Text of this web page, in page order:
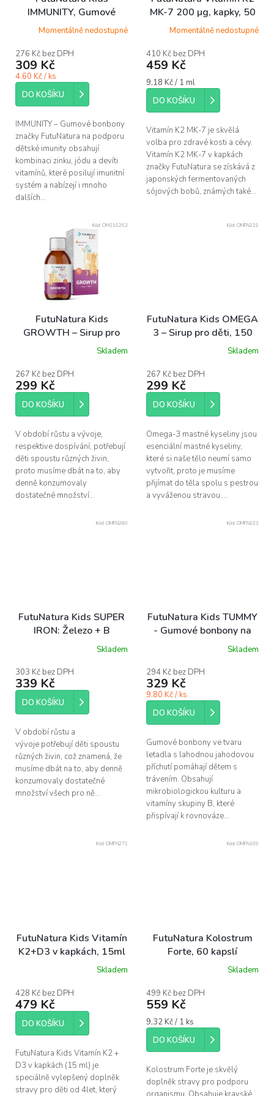
IMMUNITY, Gumové
bonbony na podporu
imunity pro děti, 60ks
Momentálně nedostupné
276 Kč bez DPH
309 Kč
4.60 Kč / ks
DO KOŠÍKU
IMMUNITY – Gumové bonbony
značky FutuNatura na podporu
dětské imunity obsahují
kombinaci zinku, jódu a devíti
vitamínů, které posilují imunitní
systém a nabízejí i mnoho
dalších...
MK-7 200 µg, kapky, 50
ml
Momentálně nedostupné
410 Kč bez DPH
459 Kč
Měrná
cena:
9,18 Kč / 1 ml
DO KOŠÍKU
Vitamín K2 MK-7 je skvělá
volba pro zdravé kosti a cévy.
Vitamín K2 MK-7 v kapkách
značky FutuNatura se získává z
japonských fermentovaných
sójových bobů, známých také...
FutuNatura Kids
GROWTH – Sirup pro
děti v období růstu, 150
Skladem
267 Kč bez DPH
299 Kč
DO KOŠÍKU
V období růstu a vývoje,
respektive dospívání, potřebují
děti spoustu různých živin,
proto musíme dbát na to, aby
denně konzumovaly
dostatečné množství...
Kód: OM110263
FutuNatura Kids OMEGA
3 – Sirup pro děti, 150
Skladem
267 Kč bez DPH
299 Kč
DO KOŠÍKU
Omega-3 mastné kyseliny jsou
esenciální mastné kyseliny,
které si naše tělo neumí samo
vytvořit, proto je musíme
přijímat do těla spolu s pestrou
a vyváženou stravou....
Kód: OMFN219
FutuNatura Kids SUPER
IRON: Železo + B
vitamíny, sirup pro děti,
Skladem
303 Kč bez DPH
339 Kč
DO KOŠÍKU
V období růstu a
vývoje potřebují děti spoustu
různých živin, což znamená, že
musíme dbát na to, aby denně
konzumovaly dostatečné
množství všech pro ně...
Kód: OMFN280
FutuNatura Kids TUMMY
- Gumové bonbony na
podporu trávení pro děti,
Skladem
294 Kč bez DPH
329 Kč
9.80 Kč / ks
DO KOŠÍKU
Gumové bonbony ve tvaru
letadla s lahodnou jahodovou
příchutí pomáhají dětem s
trávením. Obsahují
mikrobiologickou kulturu a
vitamíny skupiny B, které
přispívají k rovnováze...
Kód: OMFN223
FutuNatura Kids Vitamín
K2+D3 v kapkách, 15ml
Skladem
428 Kč bez DPH
479 Kč
DO KOŠÍKU
FutuNatura Kids Vitamín K2 +
D3 v kapkách (15 ml) je
speciálně vylepšený doplněk
stravy pro děti od 4let, který
Kód: OMFN271
FutuNatura Kolostrum
Forte, 60 kapslí
Skladem
499 Kč bez DPH
559 Kč
Měrná
cena:
9,32 Kč / 1 ks
DO KOŠÍKU
Kolostrum Forte je skvělý
doplněk stravy pro podporu
Kód: OMFN109